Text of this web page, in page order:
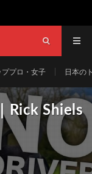
ププロ・女子 日本の
Rick Shiels